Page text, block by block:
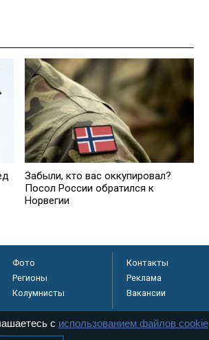
Забыли, кто вас оккупировал?
Посол России обратился к
Норвегии
Фото
Регионы
Колумнисты
Контакты
Реклама
Вакансии
с использованием файлов cookie